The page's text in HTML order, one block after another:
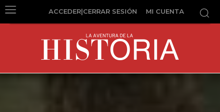
ACCEDER|CERRAR SESIÓN MI CUENTA